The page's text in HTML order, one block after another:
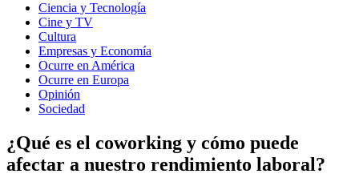
Ciencia y Tecnología
Cine y TV
Cultura
Empresas y Economía
Ocurre en América
Ocurre en Europa
Opinión
Sociedad
¿Qué es el coworking y cómo puede
afectar a nuestro rendimiento laboral?